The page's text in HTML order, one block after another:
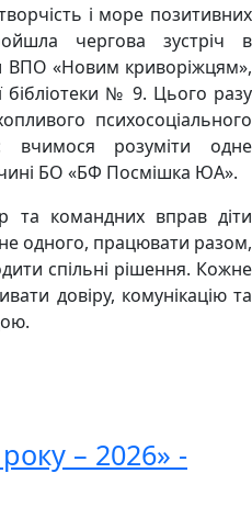
і море позитивних
чергова зустріч в
ВПО «Новим криворіжцям»,
№ 9. Цього разу
психосоціального
вчимося розуміти одне
БО «БФ Посмішка ЮА».
та командних вправ діти
одного, працювати разом,
спільні рішення. Кожне
довіру, комунікацію та
– 2026» -